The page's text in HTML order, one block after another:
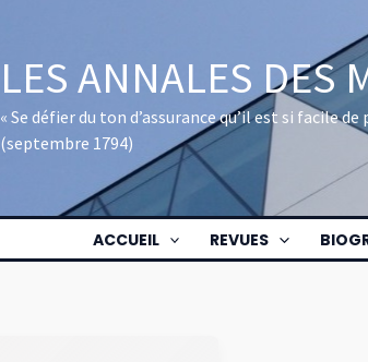
LES ANNALES DES
« Se défier du ton d’assurance qu’il est si facile
(septembre 1794)
ACCUEIL REVUES